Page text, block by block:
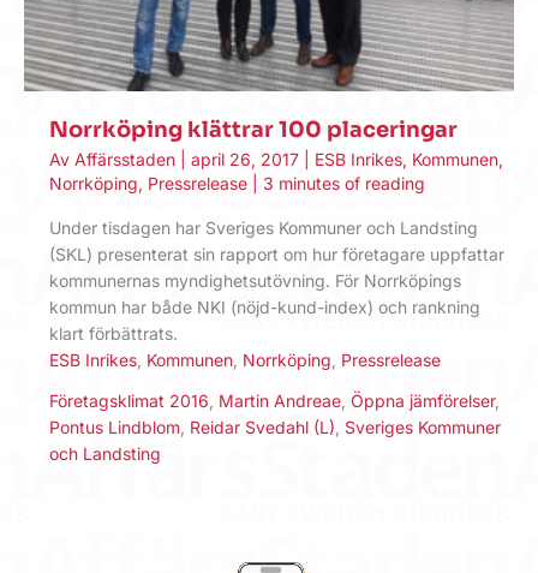
Norrköping klättrar 100 placeringar
Av Affärsstaden april 26, 2017 ESB Inrikes, Kommunen,
Norrköping, Pressrelease 3 minutes of reading
Under tisdagen har Sveriges Kommuner och Landsting
(SKL) presenterat sin rapport om hur företagare uppfattar
kommunernas myndighetsutövning. För Norrköpings
kommun har både NKI (nöjd-kund-index) och rankning
klart förbättrats.
ESB Inrikes Kommunen Norrköping Pressrelease
Företagsklimat 2016 Martin Andreae Öppna jämförelser,
Pontus Lindblom Reidar Svedahl (L) Sveriges Kommuner
och Landsting